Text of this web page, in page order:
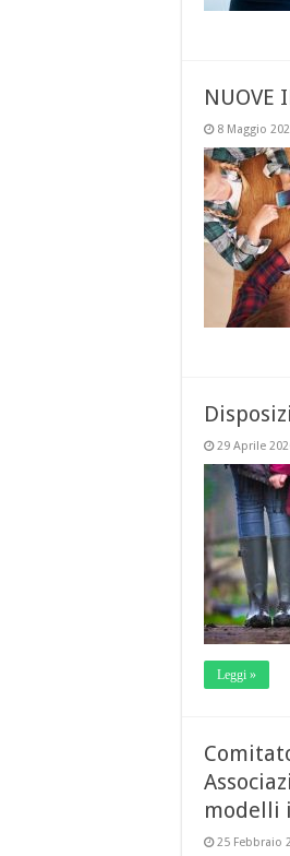
NUOVE
8 Maggio
29 Aprile
Leggi »
modelli
25 Febbraio